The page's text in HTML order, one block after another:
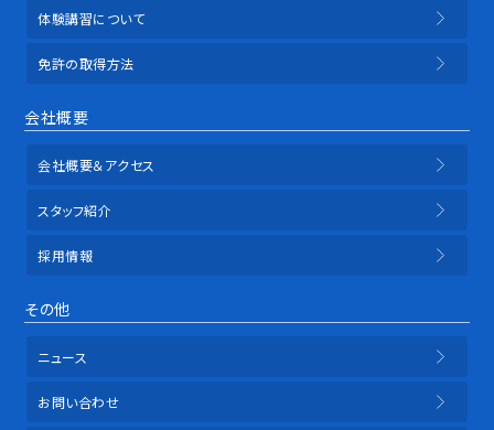
体験講習について
免許の取得方法
会社概要
会社概要＆アクセス
スタッフ紹介
採用情報
その他
ニュース
お問い合わせ